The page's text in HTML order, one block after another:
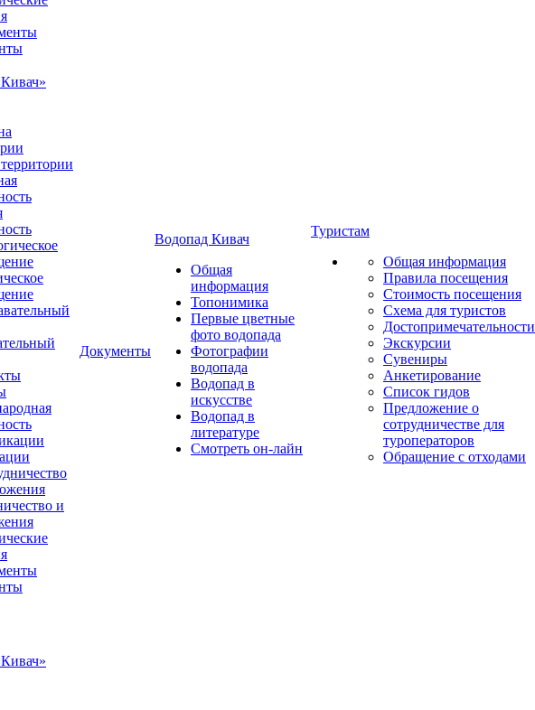
и
Документы
Водопад Кивач
Общая
информация
Топонимика
Первые цветные
фото водопада
Фотографии
водопада
Водопад в
искусстве
Водопад в
литературе
Смотреть он-лайн
Туристам
Общая информация
Правила посещения
Стоимость посещения
Схема для туристов
Достопримечательности
Экскурсии
Сувениры
Анкетирование
Список гидов
Предложение о
сотрудничестве для
туроператоров
Обращение с отходами